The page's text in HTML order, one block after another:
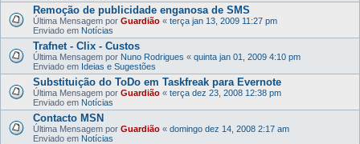
Remoção de publicidade enganosa de SMS
Última Mensagem por Guardião « terça jan 13, 2009 11:27 pm
Enviado em Notícias
Trafnet - Clix - Custos
Última Mensagem por Nuno Rodrigues « quinta jan 01, 2009 4:10 pm
Enviado em Ideias e Sugestões
Substituição do ToDo em Taskfreak para Evernote
Última Mensagem por Guardião « terça dez 23, 2008 12:38 pm
Enviado em Notícias
Contacto MSN
Última Mensagem por Guardião « domingo dez 14, 2008 2:17 am
Enviado em Notícias